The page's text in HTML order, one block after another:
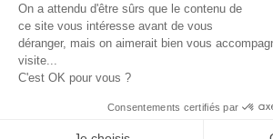
À DÉCOUVRIR
MON COMPTE
On a attendu d'être sûrs que le contenu de
ce site vous intéresse avant de vous
déranger, mais on aimerait bien vous
visite...
C'est OK pour vous ?
Consentements certifiés par